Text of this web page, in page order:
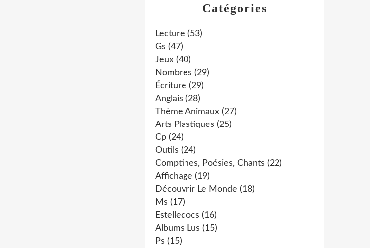
Catégories
Lecture (53)
Gs (47)
Jeux (40)
Nombres (29)
Écriture (29)
Anglais (28)
Thème Animaux (27)
Arts Plastiques (25)
Cp (24)
Outils (24)
Comptines, Poésies, Chants (22)
Affichage (19)
Découvrir Le Monde (18)
Ms (17)
Estelledocs (16)
Albums Lus (15)
Ps (15)